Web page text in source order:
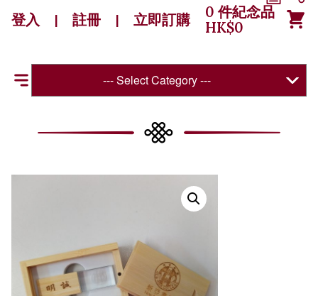
登入 | 註冊 | 立即訂購 0 件紀念品
HK$0
--- Select Category ---